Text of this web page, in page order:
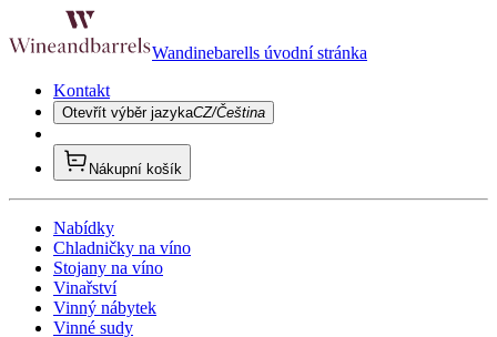
Wandinebarells úvodní stránka
Kontakt
Otevřít výběr jazykaCZ/Čeština
Nákupní košík
Nabídky
Chladničky na víno
Stojany na víno
Vinařství
Vinný nábytek
Vinné sudy